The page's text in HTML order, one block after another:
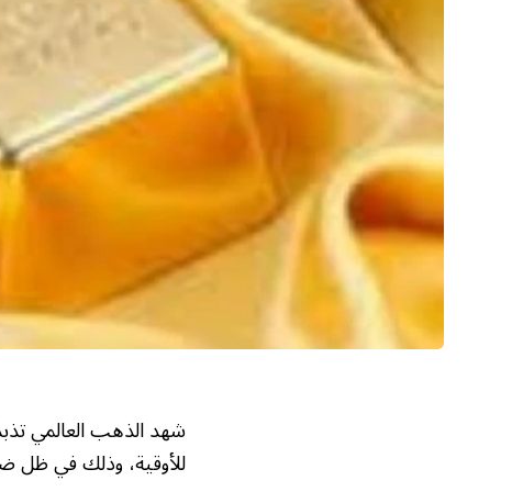
للأوقية، وذلك في ظل